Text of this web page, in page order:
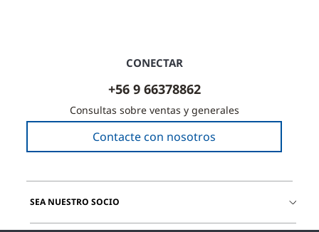
CONECTAR
+56 9 66378862
Consultas sobre ventas y generales
Contacte con nosotros
SEA NUESTRO SOCIO